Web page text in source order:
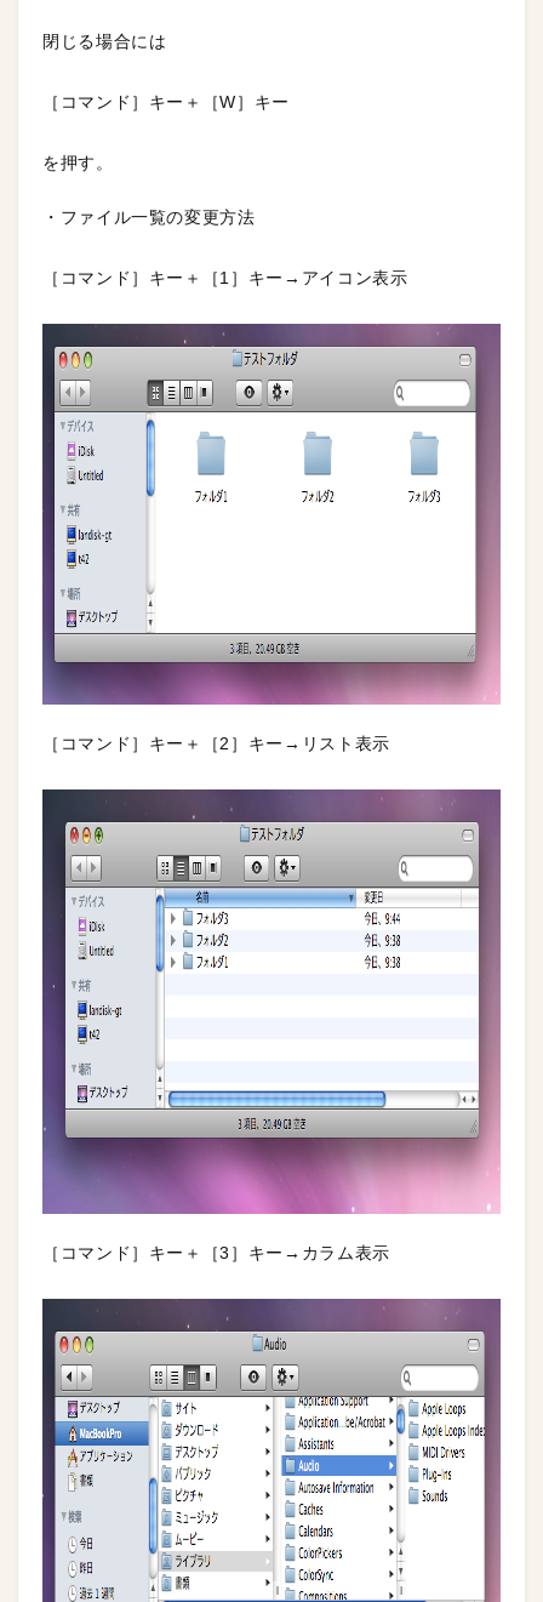
閉じる場合には
［コマンド］キー＋［W］キー
を押す。
・ファイル一覧の変更方法
［コマンド］キー＋［1］キー→アイコン表示
［コマンド］キー＋［2］キー→リスト表示
［コマンド］キー＋［3］キー→カラム表示